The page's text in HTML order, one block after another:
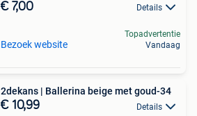
€ 7,00 Details
Bezoek website
Topadvertentie
Vandaag
2dekans | Ballerina beige met goud-34
€ 10,99 Details